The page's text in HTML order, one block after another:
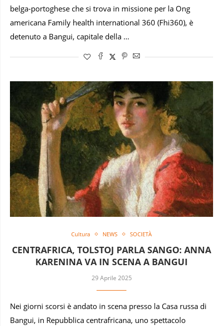
belga-portoghese che si trova in missione per la Ong
americana Family health international 360 (Fhi360), è
detenuto a Bangui, capitale della …
Cultura NEWS SOCIETÀ
CENTRAFRICA, TOLSTOJ PARLA SANGO: ANNA
KARENINA VA IN SCENA A BANGUI
29 Aprile 2025
Nei giorni scorsi è andato in scena presso la Casa russa di
Bangui, in Repubblica centrafricana, uno spettacolo